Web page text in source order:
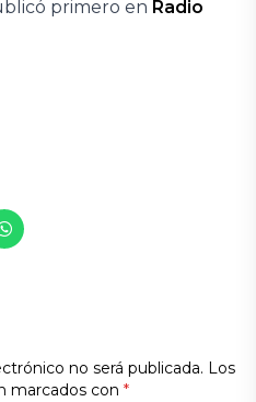
primero en Radio
no será publicada. Los
marcados con *